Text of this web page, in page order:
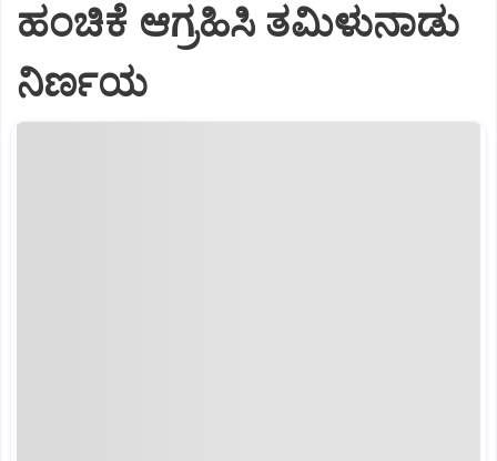
ಹಂಚಿಕೆ ಆಗ್ರಹಿಸಿ ತಮಿಳುನಾಡು
ನಿರ್ಣಯ